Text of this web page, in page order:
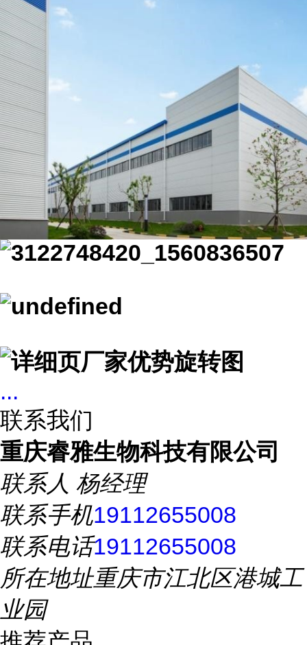
...
联系我们
重庆睿雅生物科技有限公司
联系人 杨经理
联系手机19112655008
联系电话19112655008
所在地址重庆市江北区港城工
业园